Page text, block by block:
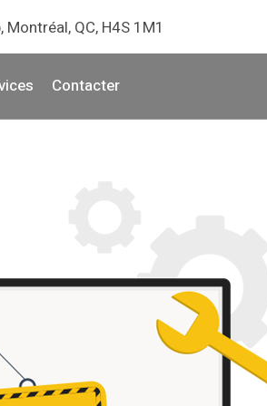
Montréal, QC, H4S 1M1
Contacter